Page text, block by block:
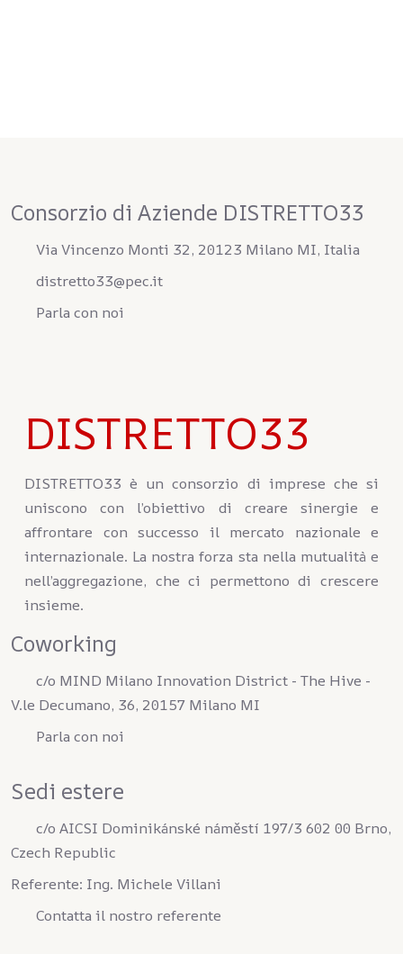
Consorzio di Aziende DISTRETTO33
Via Vincenzo Monti 32, 20123 Milano MI, Italia
distretto33@pec.it
Parla con noi
DISTRETTO33
DISTRETTO33 è un consorzio di imprese che si
uniscono con l’obiettivo di creare sinergie e
affrontare con successo il mercato nazionale e
internazionale. La nostra forza sta nella mutualità e
nell’aggregazione, che ci permettono di crescere
insieme.
Coworking
c/o MIND Milano Innovation District - The Hive -
V.le Decumano, 36, 20157 Milano MI
Parla con noi
Sedi estere
c/o AICSI Dominikánské náměstí 197/3 602 00 Brno,
Czech Republic
Referente: Ing. Michele Villani
Contatta il nostro referente